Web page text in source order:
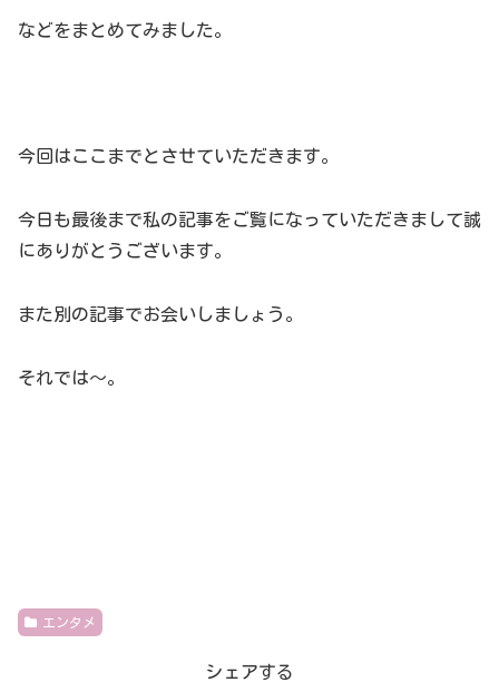
などをまとめてみました。
今回はここまでとさせていただきます。
今日も最後まで私の記事をご覧になっていただきまして誠
にありがとうございます。
また別の記事でお会いしましょう。
それでは～。
エンタメ
シェアする